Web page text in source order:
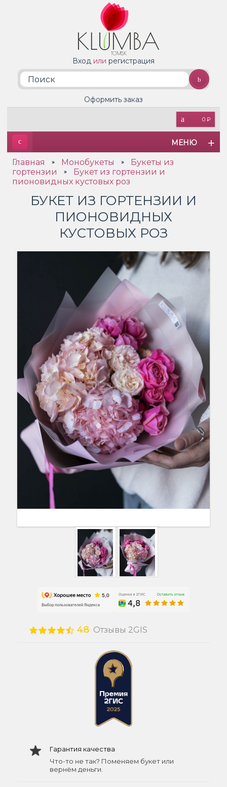
Вход или регистрация
0 ₽
Оформить заказ
МЕНЮ
Главная » Монобукеты »
Букеты из
гортензии
»
Букет из гортензии и
пионовидных кустовых роз
БУКЕТ ИЗ ГОРТЕНЗИИ И
ПИОНОВИДНЫХ
КУСТОВЫХ РОЗ
4.8 Отзывы 2GIS
Гарантия качества
Что-то не так? Поменяем букет или
вернём деньги.